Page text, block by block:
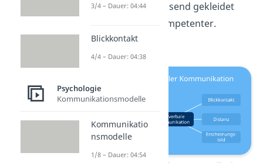
gepflegt und passend gekleidet
auftritt, wirkt kompetenter.
3/4 – Dauer: 04:44
Blickkontakt
4/4 – Dauer: 04:38
Psychologie
Kommunikationsmodelle
Kommunikatio
nsmodelle
1/8 – Dauer: 04:54